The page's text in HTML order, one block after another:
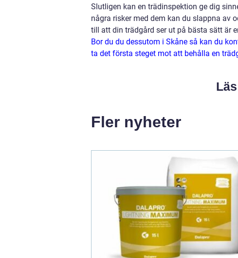
Slutligen kan en trädinspektion ge dig
några risker med dem kan du slappna av
till att din trädgård ser ut på bästa sätt är
Bor du du dessutom i Skåne så kan du
ta det första steget mot att behålla en
Fler nyheter